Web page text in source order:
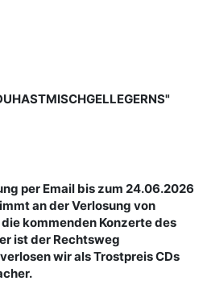
per Email bis zum 24.06.2026
an der Verlosung von
kommenden Konzerte des
ist der Rechtsweg
wir als Trostpreis CDs